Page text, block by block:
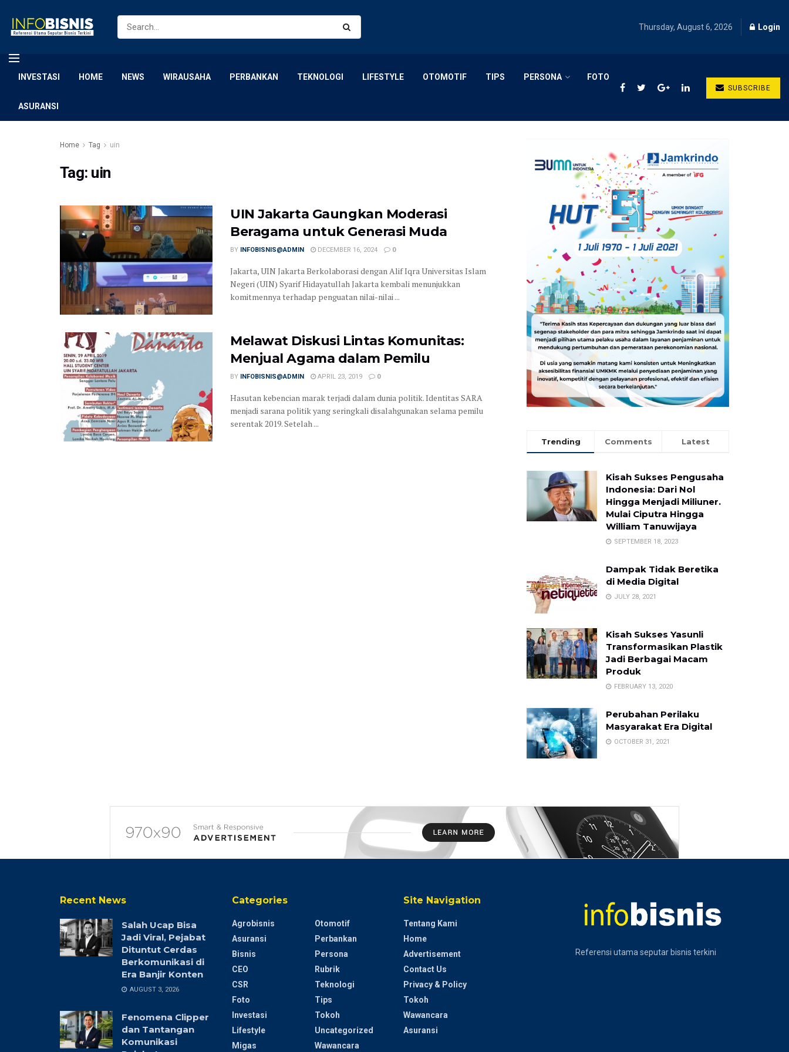
Thursday, August 6, 2026 Login
INVESTASI HOME NEWS WIRAUSAHA PERBANKAN TEKNOLOGI LIFESTYLE OTOMOTIF TIPS PERSONA FOTO
ASURANSI
SUBSCRIBE
Home Tag uin
Tag: uin
UIN Jakarta Gaungkan Moderasi
Beragama untuk Generasi Muda
BY INFOBISNIS@ADMIN DECEMBER 16, 2024 0
Jakarta, UIN Jakarta Berkolaborasi dengan Alif Iqra Universitas Islam
Negeri (UIN) Syarif Hidayatullah Jakarta kembali menunjukkan
komitmennya terhadap penguatan nilai-nilai ...
Melawat Diskusi Lintas Komunitas:
Menjual Agama dalam Pemilu
BY INFOBISNIS@ADMIN APRIL 23, 2019 0
Hasutan kebencian marak terjadi dalam dunia politik. Identitas SARA
menjadi sarana politik yang seringkali disalahgunakan selama pemilu
serentak 2019. Setelah ...
Trending Comments Latest
Kisah Sukses Pengusaha
Indonesia: Dari Nol
Hingga Menjadi Miliuner.
Mulai Ciputra Hingga
William Tanuwijaya
SEPTEMBER 18, 2023
Dampak Tidak Beretika
di Media Digital
JULY 28, 2021
Kisah Sukses Yasunli
Transformasikan Plastik
Jadi Berbagai Macam
Produk
FEBRUARY 13, 2020
Perubahan Perilaku
Masyarakat Era Digital
OCTOBER 31, 2021
Recent News
Salah Ucap Bisa
Jadi Viral, Pejabat
Dituntut Cerdas
Berkomunikasi di
Era Banjir Konten
AUGUST 3, 2026
Fenomena Clipper
dan Tantangan
Komunikasi
Categories
Agrobisnis
Asuransi
Bisnis
CEO
CSR
Foto
Investasi
Lifestyle
Migas
Otomotif
Perbankan
Persona
Rubrik
Teknologi
Tips
Tokoh
Uncategorized
Wawancara
Site Navigation
Tentang Kami
Home
Advertisement
Contact Us
Privacy & Policy
Tokoh
Wawancara
Asuransi
Referensi utama seputar bisnis terkini